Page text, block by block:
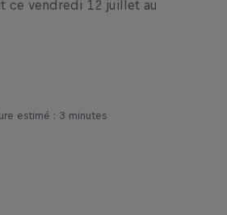
ce vendredi 12 juillet au
estimé : 3 minutes